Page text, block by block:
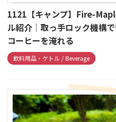
1121【キャンプ】Fire-
ル紹介｜取っ手ロック機構
コーヒーを淹れる
飲料用品・ケトル / Beverage